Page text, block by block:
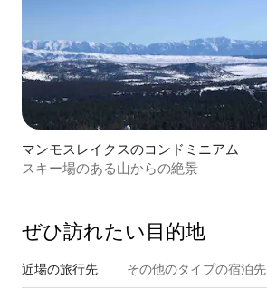
マンモスレイクスのコンドミニアム
スキー場のある山からの絶景
ぜひ訪⁠れ⁠た⁠い目⁠的⁠地
近場の旅行先 その他のタ⁠イ⁠プ⁠の宿⁠泊⁠先